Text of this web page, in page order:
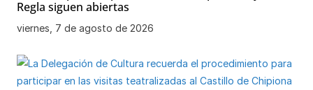
Regla siguen abiertas
viernes, 7 de agosto de 2026